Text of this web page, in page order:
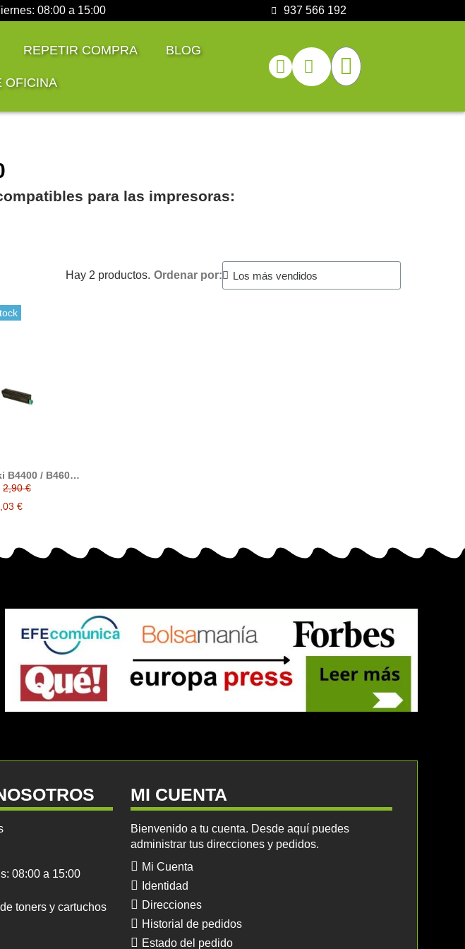
08:00 a 15:00 937 566 192
REPETIR COMPRA BLOG
OFICINA
para las impresoras:
Hay 2 productos. Ordenar por:
B4400 / B4600
alternativo a
43502302
2,90 €
€
08:00 a 15:00
toners y cartuchos
MI CUENTA
Bienvenido a tu cuenta. Desde aquí puedes
administrar tus direcciones y pedidos.
Mi Cuenta
Identidad
Direcciones
Historial de pedidos
Estado del pedido